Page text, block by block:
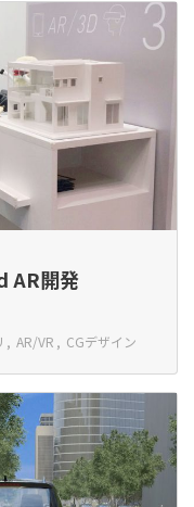
AR開発
AR/VR CGデザイン